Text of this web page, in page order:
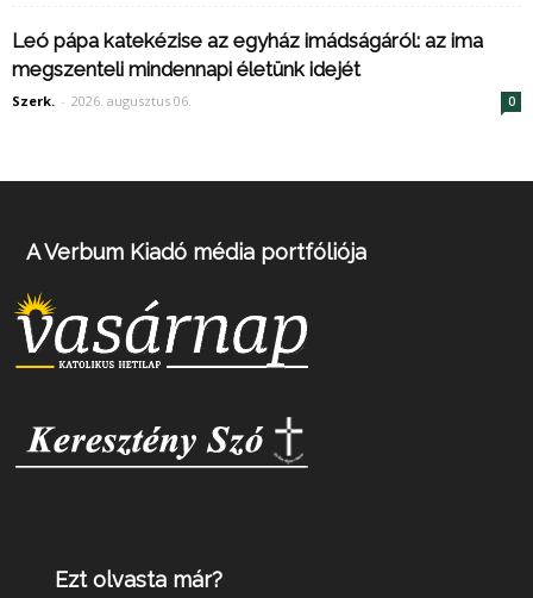
Leó pápa katekézise az egyház imádságáról: az ima
megszenteli mindennapi életünk idejét
Szerk. - 2026. augusztus 06. 0
A Verbum Kiadó média portfóliója
Ezt olvasta már?